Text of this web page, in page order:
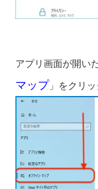
アプリ画面が開い
マップ 」をクリッ